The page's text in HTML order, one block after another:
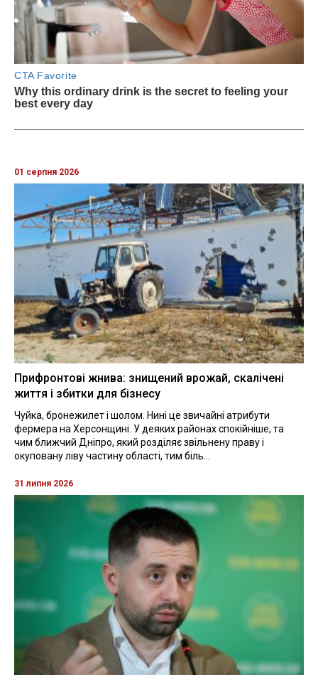
01 серпня 2026
Прифронтові жнива: знищений врожай, скалічені
життя і збитки для бізнесу
Чуйка, бронежилет і шолом. Нині це звичайні атрибути
фермера на Херсонщині. У деяких районах спокійніше, та
чим ближчий Дніпро, який розділяє звільнену праву і
окуповану ліву частину області, тим біль...
31 липня 2026